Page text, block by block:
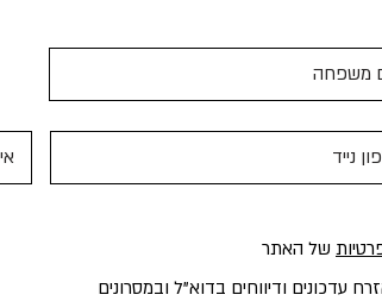
של האתר
עדכונים ודיווחים בדוא"ל ובמסרונים